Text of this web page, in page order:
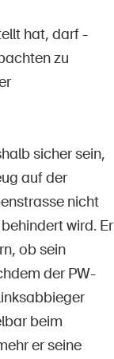
hat, darf -
zu
sicher sein,
auf der
nicht
wird. Er
ob sein
der PW-
beim
er seine